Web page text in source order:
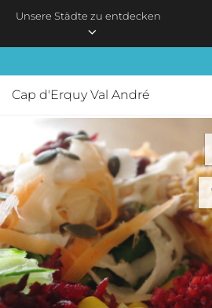
Unsere Städte zu entdecken
Cap d'Erquy Val André